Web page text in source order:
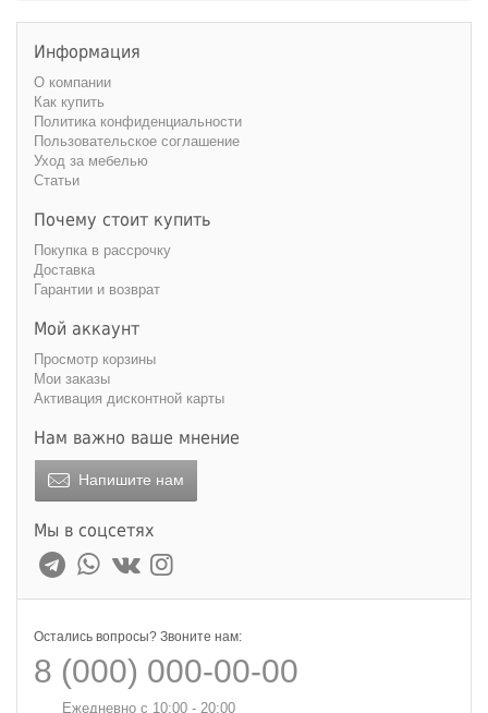
Информация
О компании
Как купить
Политика конфиденциальности
Пользовательское соглашение
Уход за мебелью
Статьи
Почему стоит купить
Покупка в рассрочку
Доставка
Гарантии и возврат
Мой аккаунт
Просмотр корзины
Мои заказы
Активация дисконтной карты
Нам важно ваше мнение
Напишите нам
Мы в соцсетях
Остались вопросы? Звоните нам:
8 (000) 000-00-00
Ежедневно с 10:00 - 20:00